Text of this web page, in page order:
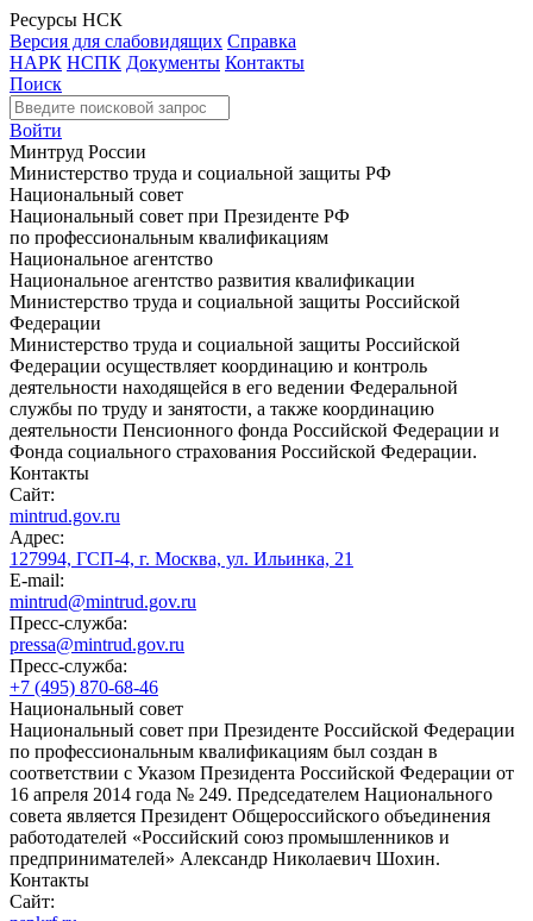
Ресурсы НСК
Версия для слабовидящих Справка
НАРК НСПК Документы Контакты
Поиск
Войти
Минтруд России
Министерство труда и социальной защиты РФ
Национальный совет
Национальный совет при Президенте РФ
по профессиональным квалификациям
Национальное агентство
Национальное агентство развития квалификации
Министерство труда и социальной защиты Российской
Федерации
Министерство труда и социальной защиты Российской
Федерации осуществляет координацию и контроль
деятельности находящейся в его ведении Федеральной
службы по труду и занятости, а также координацию
деятельности Пенсионного фонда Российской Федерации и
Фонда социального страхования Российской Федерации.
Контакты
Сайт:
mintrud.gov.ru
Адрес:
127994, ГСП-4, г. Москва, ул. Ильинка, 21
E-mail:
mintrud@mintrud.gov.ru
Пресс-служба:
pressa@mintrud.gov.ru
Пресс-служба:
+7 (495) 870-68-46
Национальный совет
Национальный совет при Президенте Российской Федерации
по профессиональным квалификациям был создан в
соответствии с Указом Президента Российской Федерации от
16 апреля 2014 года № 249. Председателем Национального
совета является Президент Общероссийского объединения
работодателей «Российский союз промышленников и
предпринимателей» Александр Николаевич Шохин.
Контакты
Сайт: